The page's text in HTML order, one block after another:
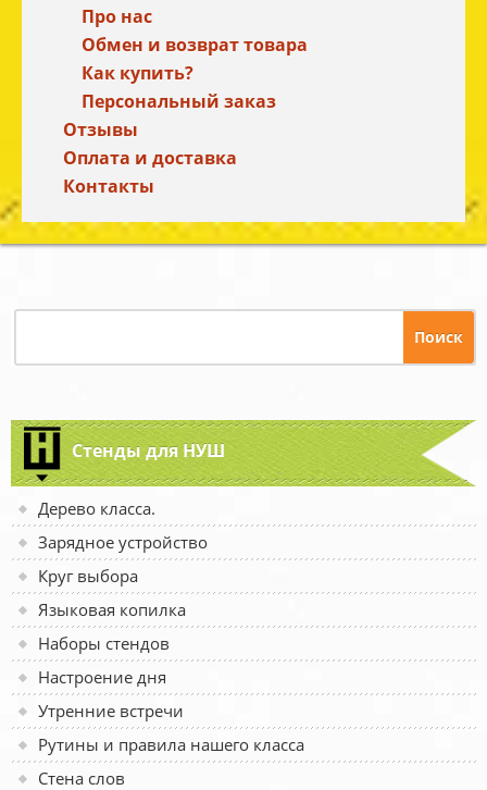
Про нас
Обмен и возврат товара
Как купить?
Персональный заказ
Отзывы
Оплата и доставка
Контакты
Стенды для НУШ
Дерево класса.
Зарядное устройство
Круг выбора
Языковая копилка
Наборы стендов
Настроение дня
Утренние встречи
Рутины и правила нашего класса
Стена слов